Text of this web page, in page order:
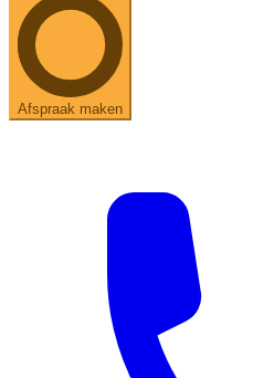
Afspraak maken